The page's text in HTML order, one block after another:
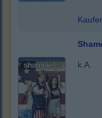
k.A.